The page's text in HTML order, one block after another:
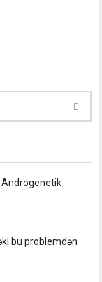
Androgenetik
bu problemdən